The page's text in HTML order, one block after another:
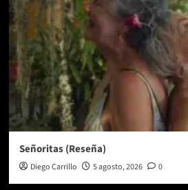
Señoritas (Reseña)
Diego Carrillo 5 agosto, 2026 0